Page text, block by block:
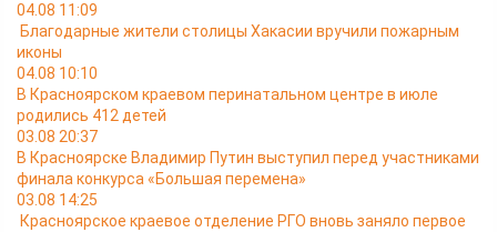
04.08 11:09
Благодарные жители столицы Хакасии вручили пожарным
иконы
04.08 10:10
В Красноярском краевом перинатальном центре в июле
родились 412 детей
03.08 20:37
В Красноярске Владимир Путин выступил перед участниками
финала конкурса «Большая перемена»
03.08 14:25
Красноярское краевое отделение РГО вновь заняло первое